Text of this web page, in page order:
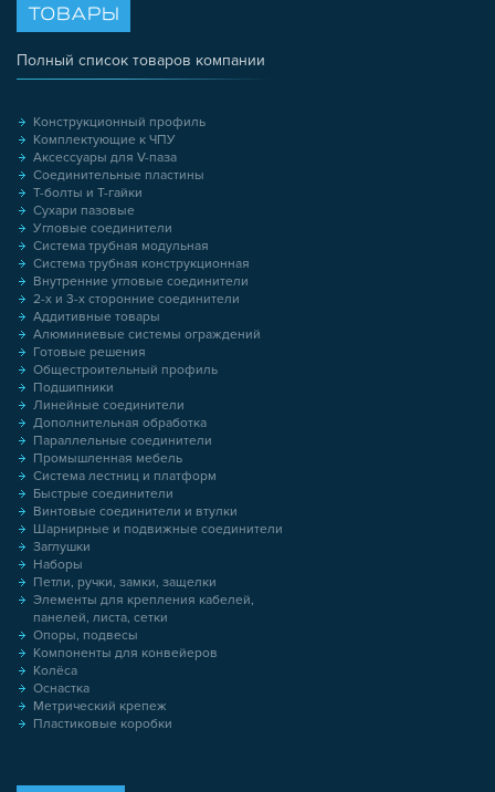
ТОВАРЫ
Полный список товаров компании
Конструкционный профиль
Комплектующие к ЧПУ
Аксессуары для V-паза
Соединительные пластины
Т-болты и Т-гайки
Сухари пазовые
Угловые соединители
Система трубная модульная
Система трубная конструкционная
Внутренние угловые соединители
2-х и 3-х сторонние соединители
Аддитивные товары
Алюминиевые системы ограждений
Готовые решения
Общестроительный профиль
Подшипники
Линейные соединители
Дополнительная обработка
Параллельные соединители
Промышленная мебель
Система лестниц и платформ
Быстрые соединители
Винтовые соединители и втулки
Шарнирные и подвижные соединители
Заглушки
Наборы
Петли, ручки, замки, защелки
Элементы для крепления кабелей,
панелей, листа, сетки
Опоры, подвесы
Компоненты для конвейеров
Колёса
Оснастка
Метрический крепеж
Пластиковые коробки